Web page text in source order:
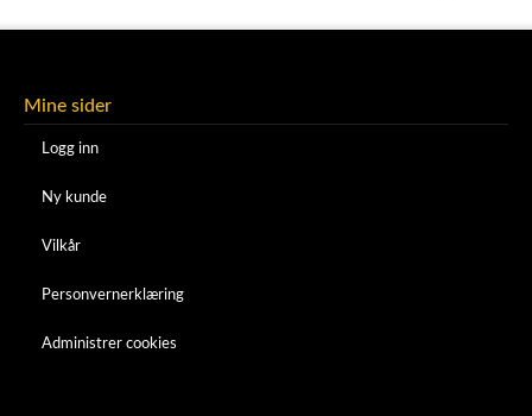
Mine sider
Logg inn
Ny kunde
Vilkår
Personvernerklæring
Administrer cookies